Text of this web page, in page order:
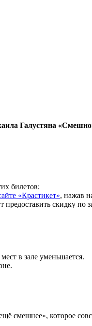
Галустяна
билетов;
«Крастикет», нажав
скидку
в зале уменьшается.
которое